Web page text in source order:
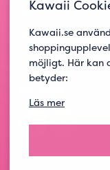
Stockholm
Malmö
Kawaii
Kawaii.se
möjligt. Här kan
betyder:
Läs mer